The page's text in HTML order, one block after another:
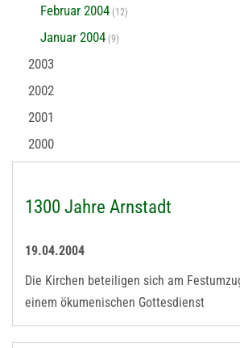
Februar 2004 (12)
Januar 2004 (9)
2003
2002
2001
2000
1300 Jahre Arnstadt
19.04.2004
Die Kirchen beteiligen sich am
einem ökumenischen Gottesdienst